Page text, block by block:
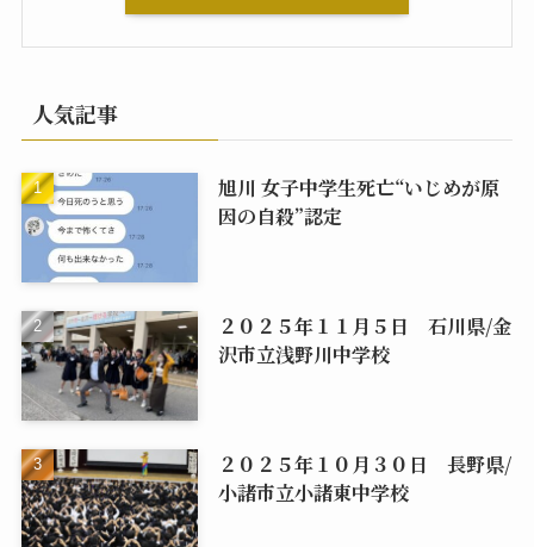
人気記事
旭川 女子中学生死亡“いじめが原
因の自殺”認定
２０２５年１１月５日 石川県/金
沢市立浅野川中学校
２０２５年１０月３０日 長野県/
小諸市立小諸東中学校